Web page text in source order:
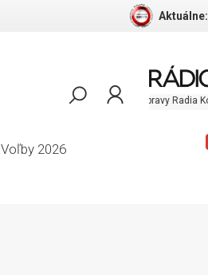
Aktuálne:
Voľby 2026
Spravy Radia Kosice